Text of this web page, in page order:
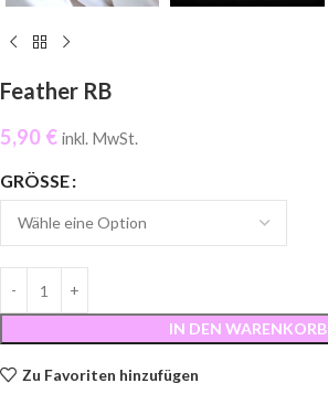
Feather RB
5,90 € inkl. MwSt.
GRÖSSE
IN DEN WARENKORB
Zu Favoriten hinzufügen